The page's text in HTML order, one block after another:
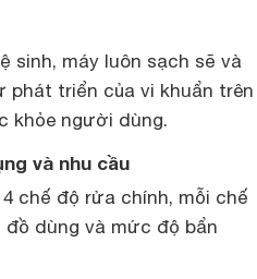
sinh, máy luôn sạch sẽ và
phát triển của vi khuẩn trên
khỏe người dùng.
và nhu cầu
chế độ rửa chính, mỗi chế
dùng và mức độ bẩn